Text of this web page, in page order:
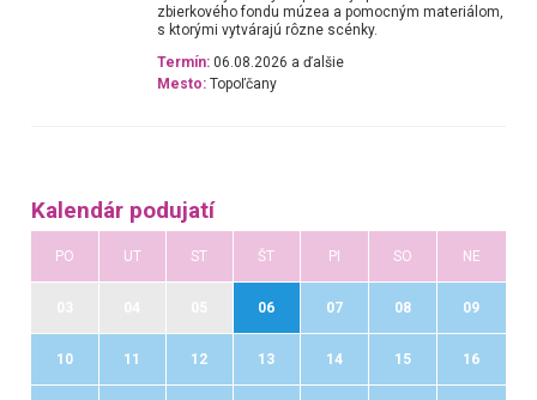
zbierkového fondu múzea a pomocným materiálom,
s ktorými vytvárajú rôzne scénky.
Termín: 06.08.2026 a ďalšie
Mesto: Topoľčany
Kalendár podujatí
PO UT ST ŠT PI SO NE
06 07 08 09
10 11 12 13 14 15 16